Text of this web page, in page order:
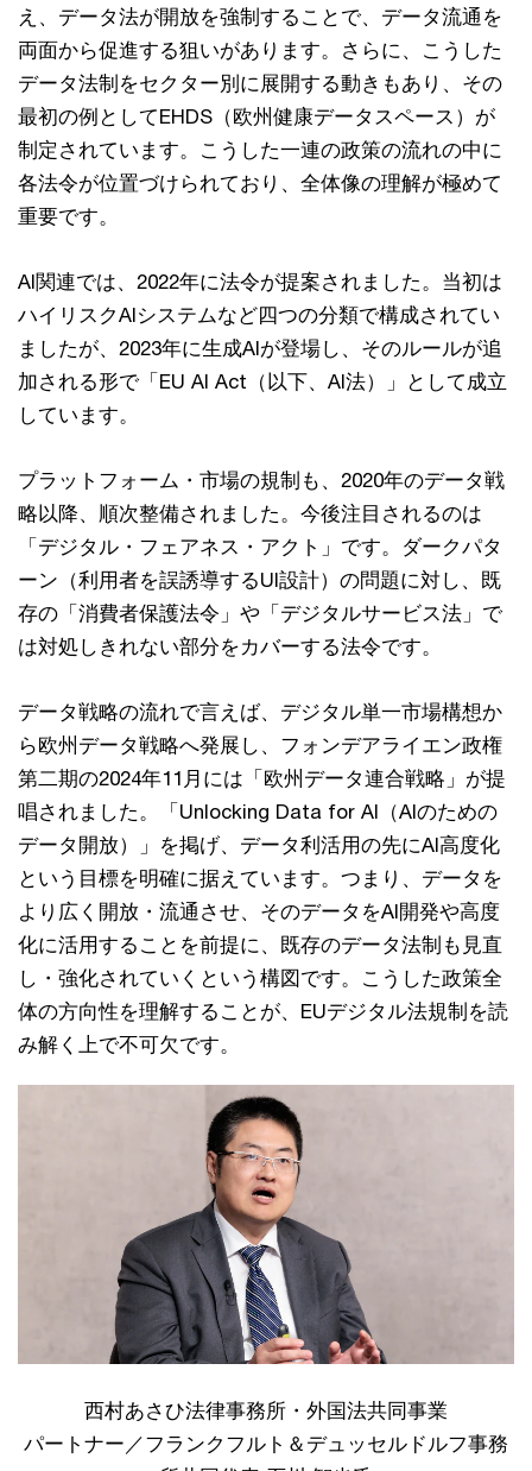
え、データ法が開放を強制することで、データ流通を
両面から促進する狙いがあります。さらに、こうした
データ法制をセクター別に展開する動きもあり、その
最初の例としてEHDS（欧州健康データスペース）が
制定されています。こうした一連の政策の流れの中に
各法令が位置づけられており、全体像の理解が極めて
重要です。
AI関連では、2022年に法令が提案されました。当初は
ハイリスクAIシステムなど四つの分類で構成されてい
ましたが、2023年に生成AIが登場し、そのルールが追
加される形で「EU AI Act（以下、AI法）」として成立
しています。
プラットフォーム・市場の規制も、2020年のデータ戦
略以降、順次整備されました。今後注目されるのは
「デジタル・フェアネス・アクト」です。ダークパタ
ーン（利用者を誤誘導するUI設計）の問題に対し、既
存の「消費者保護法令」や「デジタルサービス法」で
は対処しきれない部分をカバーする法令です。
データ戦略の流れで言えば、デジタル単一市場構想か
ら欧州データ戦略へ発展し、フォンデアライエン政権
第二期の2024年11月には「欧州データ連合戦略」が提
唱されました。「Unlocking Data for AI（AIのための
データ開放）」を掲げ、データ利活用の先にAI高度化
という目標を明確に据えています。つまり、データを
より広く開放・流通させ、そのデータをAI開発や高度
化に活用することを前提に、既存のデータ法制も見直
し・強化されていくという構図です。こうした政策全
体の方向性を理解することが、EUデジタル法規制を読
み解く上で不可欠です。
西村あさひ法律事務所・外国法共同事業
パートナー／フランクフルト＆デュッセルドルフ事務